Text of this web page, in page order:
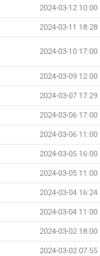
2024-03-12 10:00
2024-03-11 18:28
2024-03-10 17:00
2024-03-09 12:00
2024-03-07 17:29
2024-03-06 17:00
2024-03-06 11:00
2024-03-05 16:00
2024-03-05 11:00
2024-03-04 16:24
2024-03-04 11:00
2024-03-02 18:00
2024-03-02 07:55